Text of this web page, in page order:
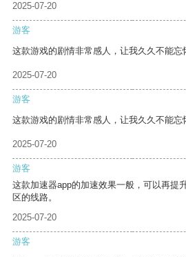
2025-07-20
游客
这款游戏的剧情非常感人，让我久久不能忘
2025-07-20
游客
这款游戏的剧情非常感人，让我久久不能忘
2025-07-20
游客
这款加速器app的加速效果一般，可以再提
区的线路。
2025-07-20
游客